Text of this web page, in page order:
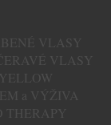
VLASY
VLASY
a VÝŽIVA
THERAPY